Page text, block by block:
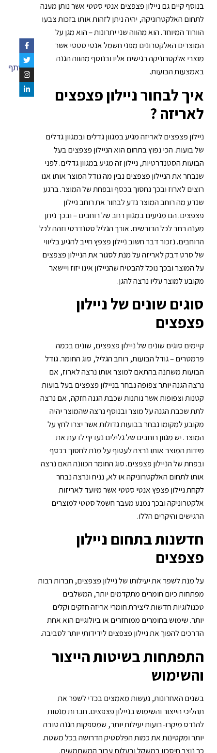
בנוסף קיים גם ניילון פצפצים אנטי סטטי אשר נותן מענה
לתחום האלקטרוניקה, יהיה ניתן לזהות אותו בזכות צבעו
הוורוד המיוחד. הוא מהווה שני יתרונות – הוא מגן על
המוצרים האלקטרונים מפני חשמל אנטי סטטי אשר
מוצרי אלקטרוניקה רגישים אליו ובנוסף מהווה הגנה
באמצעות הבועות.
איך לבחור ניילון פצפצים
לאריזה ?
ניילון פצפצים לאריזה מגיע במגוון גדלים ובמגוון גדלים
של בועות. הכי נפוץ בתחום הוא הניילון פצפצים בעל
הבועות הסטנדרטיות, ניילון זה מגיע במגוון גדלים. לפני
שנבחר את הניילון פצפצים נבין מה גודל המוצר אותו אנו
רוצים לארוז ובכך נחסוך בכסף ובפחת של המוצר. ברגע
שנדע מה רוחב המוצר נדע לבחור את רוחב ניילון
פצפצים. הם מגיעים במגוון רחב של רוחבים – ובכך ניתן
מענה רחב לכל הדורשים. אורך הגליל סטנדרטי וזהה לכל
הרוחבים. נזכור דבר חשוב ניילון פצפץ חייב להגיע בליווי
של סרט דבק לאריזה על מנת לסגור את הניילון פצפצים
על המוצר ובכך נוכל להבטיח שהניילון אינו יזוז ויישאר
מקובע למוצר עליו נרצה להגן.
סוגים שונים של ניילון
פצפצים
קיימים סוגים שונים של ניילון פצפצים, שונים בכמה
פרמטרים – גודל הבועות, רוחב הגליל, סוג החומר. גודל
הבועות משתנה בהתאם למוצר אותו נרצה לארוז, אם
נרצה הגנה יותר צפופה נבחר בניילון פצפצים בעל בועות
קטנות וצפופות אשר נותנות שכבת הגנה חזקה, אם נרצה
לתת שכבת הגנה על מוצר ובנוסף נרצה שהמוצר יהיה
מקובע למקומו נבחר בבועות גדולות אשר יצרו לחץ על
המוצר. יש מגוון רוחבים של גלילים נעדיף לדעת את
מידות המוצר אותו נרצה לעטוף על מנת לחסוך בכסף
ובפחת של הניילון פצפצים. סוג החומר הכוונה האם נרצה
אותו לתחום האלקטרוניקה או לא, נניח ונרצה נבחר
לקחת ניילון פצפץ אנטי סטטי אשר מיועד לאריזות
אלקטרוניקה ובכך נמנע מעבר חשמל סטטי למוצרים
הרגישים והיקרים הללו.
חדשנות בתחום ניילון
פצפצים
על מנת לשפר את יעילותו שלניילון פצפצים, חברות רבות
מפתחות כיום חומרים מתקדמים יותר, המשלבים
טכנולוגיות חדשות ליצירת חומרי אריזה חזקים וקלים
יותר. שימוש בחומרים ממוחזרים או ביולוגיים הוא אחת
הדרכים להפוך אתניילון פצפציםלידידותי יותר לסביבה.
התפתחות בשיטות הייצור
והשימוש
בשנים האחרונות, נעשות מאמצים בכדי לשפר את
תהליכי הייצור והשימוש בניילון פצפצים. חברות מנסות
להנדס מיקרו-בועות יעילות יותר, שמספקות הגנה טובה
יותר ומקטינות את כמות הפלסטיק הדרושה בכל משטח.
כך נוצר חיסכון במשקל ובעלות עבור המשתמשים.
שתף